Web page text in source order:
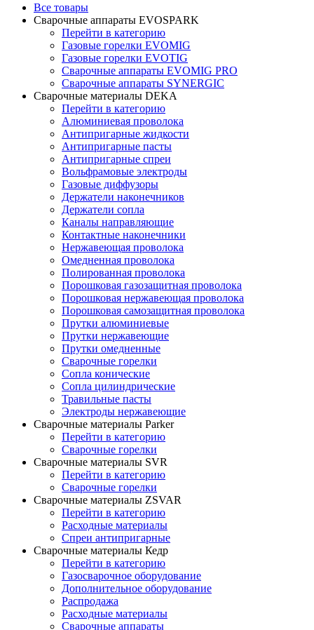
Все товары
Сварочные аппараты EVOSPARK
Перейти в категорию
Газовые горелки EVOMIG
Газовые горелки EVOTIG
Сварочные аппараты EVOMIG PRO
Сварочные аппараты SYNERGIC
Сварочные материалы DEKA
Перейти в категорию
Алюминиевая проволока
Антипригарные жидкости
Антипригарные пасты
Антипригарные спреи
Вольфрамовые электроды
Газовые диффузоры
Держатели наконечников
Держатели сопла
Каналы направляющие
Контактные наконечники
Нержавеющая проволока
Омедненная проволока
Полированная проволока
Порошковая газозащитная проволока
Порошковая нержавеющая проволока
Порошковая самозащитная проволока
Прутки алюминиевые
Прутки нержавеющие
Прутки омедненные
Сварочные горелки
Сопла конические
Сопла цилиндрические
Травильные пасты
Электроды нержавеющие
Сварочные материалы Parker
Перейти в категорию
Сварочные горелки
Сварочные материалы SVR
Перейти в категорию
Сварочные горелки
Сварочные материалы ZSVAR
Перейти в категорию
Расходные материалы
Спреи антипригарные
Сварочные материалы Кедр
Перейти в категорию
Газосварочное оборудование
Дополнительное оборудование
Распродажа
Расходные материалы
Сварочные аппараты